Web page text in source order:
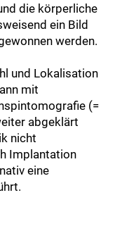
die körperliche
ein Bild
werden.
und Lokalisation
mit
(=
abgeklärt
nicht
Implantation
eine